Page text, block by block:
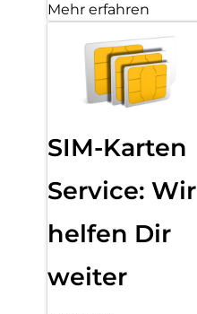
Mehr erfahren
SIM-Karten
Service: Wir
helfen Dir
weiter